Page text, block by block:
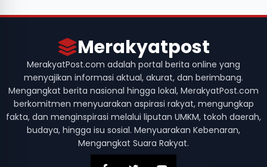
Merakyatpost
MerakyatPost.com adalah portal berita online yang
menyajikan informasi aktual, akurat, dan berimbang.
Mengangkat berita nasional hingga lokal, MerakyatPost.com
berkomitmen menyuarakan aspirasi rakyat, mengungkap
fakta, dan menginspirasi melalui liputan UMKM, tokoh daerah,
budaya, hingga isu sosial. Menyuarakan Kebenaran,
Mengangkat Suara Rakyat.